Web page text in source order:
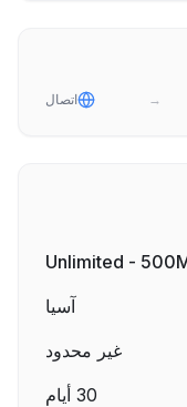
→ اتصال
آسيا
غير محدود
30 أيام